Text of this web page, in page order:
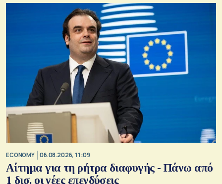
ECONOMY 06.08.2026, 11:09
Αίτημα για τη ρήτρα διαφυγής - Πάνω από
1 δισ. οι νέες επενδύσεις